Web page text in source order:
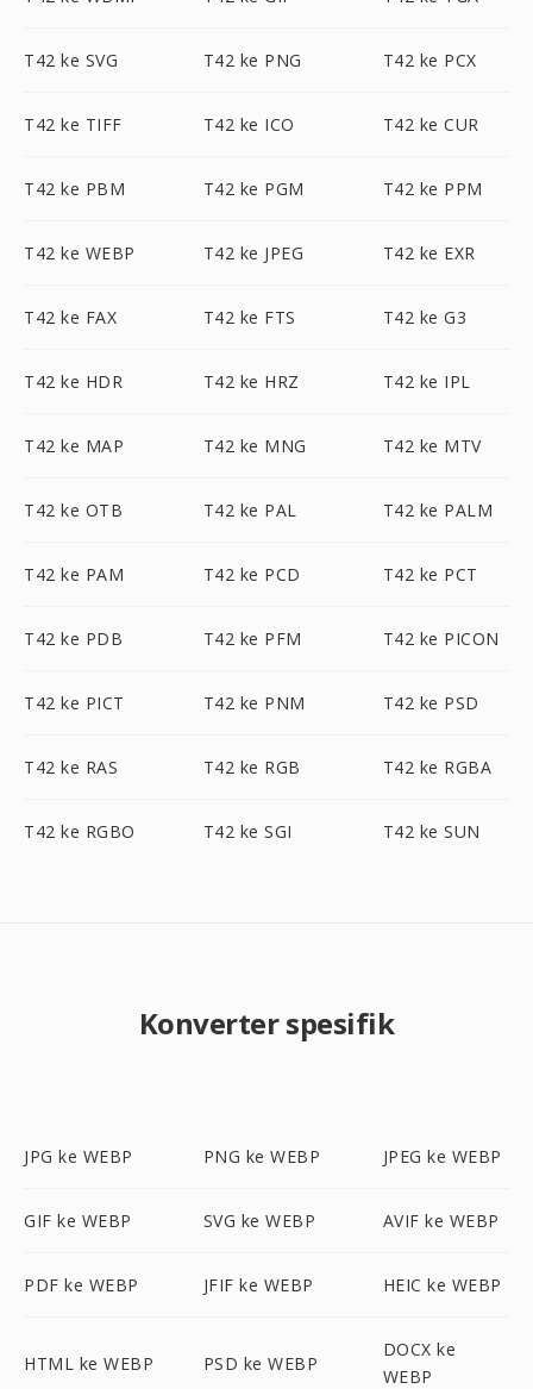
T42 ke SVG T42 ke PNG T42 ke PCX
T42 ke TIFF T42 ke ICO T42 ke CUR
T42 ke PBM T42 ke PGM T42 ke PPM
T42 ke WEBP T42 ke JPEG T42 ke EXR
T42 ke FAX T42 ke FTS T42 ke G3
T42 ke HDR T42 ke HRZ T42 ke IPL
T42 ke MAP T42 ke MNG T42 ke MTV
T42 ke OTB T42 ke PAL T42 ke PALM
T42 ke PAM T42 ke PCD T42 ke PCT
T42 ke PDB T42 ke PFM T42 ke PICON
T42 ke PICT T42 ke PNM T42 ke PSD
T42 ke RAS T42 ke RGB T42 ke RGBA
T42 ke RGBO T42 ke SGI T42 ke SUN
Konverter spesifik
JPG ke WEBP PNG ke WEBP JPEG ke WEBP
GIF ke WEBP SVG ke WEBP AVIF ke WEBP
PDF ke WEBP JFIF ke WEBP HEIC ke WEBP
HTML ke WEBP PSD ke WEBP
DOCX ke
WEBP